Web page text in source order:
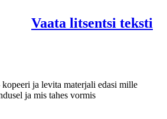
Vaata litsentsi teksti
ja levita materjali edasi mille
ja mis tahes vormis